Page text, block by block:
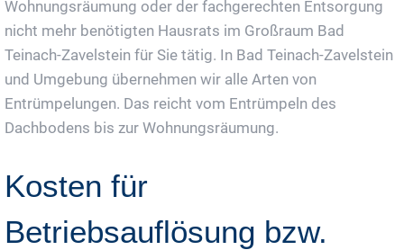
Wohnungsräumung oder der fachgerechten Entsorgung
nicht mehr benötigten Hausrats im Großraum Bad
Teinach-Zavelstein für Sie tätig. In Bad Teinach-Zavelstein
und Umgebung übernehmen wir alle Arten von
Entrümpelungen. Das reicht vom Entrümpeln des
Dachbodens bis zur Wohnungsräumung.
Kosten für
Betriebsauflösung bzw.